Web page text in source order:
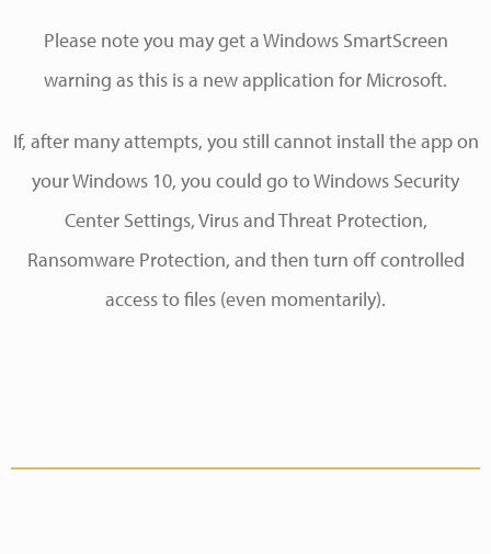
Please note you may get a Windows SmartScreen
warning as this is a new application for Microsoft.
If, after many attempts, you still cannot install the app on
your Windows 10, you could go to Windows Security
Center Settings, Virus and Threat Protection,
Ransomware Protection, and then turn off controlled
access to files (even momentarily).